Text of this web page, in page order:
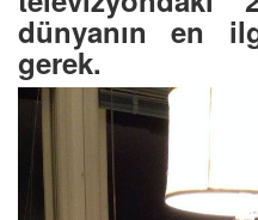
dünyanın en
gerek.